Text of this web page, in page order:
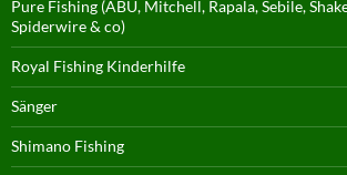
Pure Fishing (ABU, Mitchell, Rapala, Sebile,
Spiderwire & co)
Royal Fishing Kinderhilfe
Sänger
Shimano Fishing